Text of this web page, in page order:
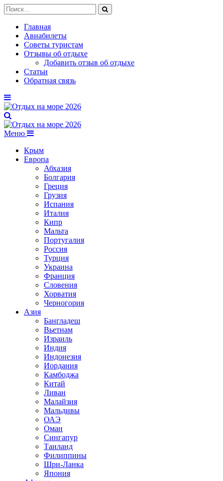
Главная
Авиабилеты
Советы туристам
Отзывы об отдыхе
Добавить отзыв об отдыхе
Статьи
Обратная связь
Меню
Крым
Европа
Абхазия
Болгария
Греция
Грузия
Испания
Италия
Кипр
Мальта
Португалия
Россия
Турция
Украина
Франция
Словения
Хорватия
Черногория
Азия
Бангладеш
Вьетнам
Израиль
Индия
Индонезия
Иордания
Камбоджа
Китай
Ливан
Малайзия
Мальдивы
ОАЭ
Оман
Сингапур
Таиланд
Филиппины
Шри-Ланка
Япония